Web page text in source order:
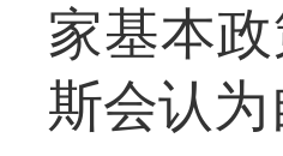
家基本
斯会认